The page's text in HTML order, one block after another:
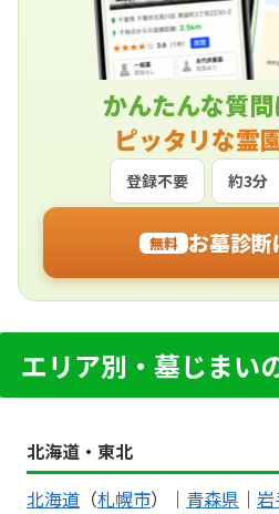
かんたんな質
ピッタリな霊
登録不要 約3分
無料 お墓診断
エリア別・墓じまい
北海道・東北
北海道 （札幌市）｜ 青森県 ｜ 岩